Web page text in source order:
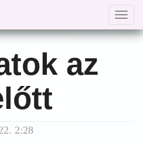
az
2:28